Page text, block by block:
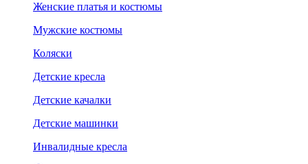
Женские платья и костюмы
Мужские костюмы
Коляски
Детские кресла
Детские качалки
Детские машинки
Инвалидные кресла